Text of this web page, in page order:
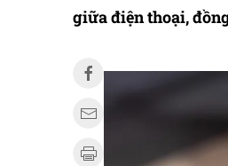
giữa điện thoại,